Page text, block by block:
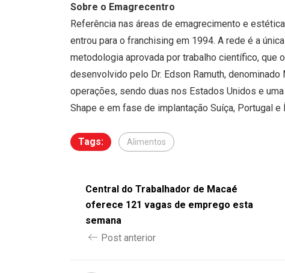
Sobre o Emagrecentro
Referência nas áreas de emagrecimento e
entrou para o franchising em 1994. A rede é a
metodologia aprovada por trabalho científico, que
desenvolvido pelo Dr. Edson Ramuth,
operações, sendo duas nos Estados Unidos e
Shape e em fase de implantação Suíça, Portugal e
Tags: Alimentos
Central do Trabalhador de Macaé
oferece 121 vagas de emprego esta
semana
Post anterior